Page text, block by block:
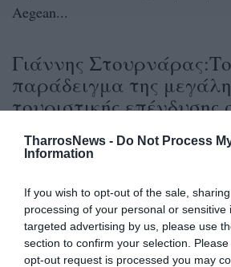
TharrosNews - Do Not Process
Information
If you wish to opt-out of the sale,
processing of your personal or sensitive
targeted advertising by us, please use
section to confirm your selection.
opt-out request is processed you may
Aegean...
Γιάννης Στουρνάρας:Το
παράδειγμα της
τουριστικής επένδυσης
επαναληφθεί…
Οκτώ πυλώνες ενός νέου
σχεδίου παρουσίασε ο υπουργός
μιλώντας στην εκδήλωση του